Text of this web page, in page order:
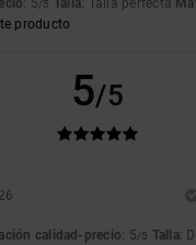
: 5/5 Talla: Talla perfecta
producto
5/5
calidad-precio: 5/5 Talla: